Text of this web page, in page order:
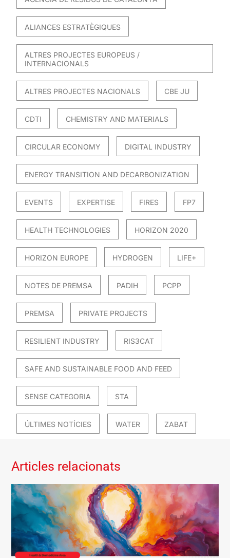
ALIANCES ESTRATÈGIQUES
ALTRES PROJECTES EUROPEUS /
INTERNACIONALS
ALTRES PROJECTES NACIONALS CBE JU
CDTI CHEMISTRY AND MATERIALS
CIRCULAR ECONOMY DIGITAL INDUSTRY
ENERGY TRANSITION AND DECARBONIZATION
EVENTS EXPERTISE FIRES FP7
HEALTH TECHNOLOGIES HORIZON 2020
HORIZON EUROPE HYDROGEN LIFE+
NOTES DE PREMSA PADIH PCPP
PREMSA PRIVATE PROJECTS
RESILIENT INDUSTRY RIS3CAT
SAFE AND SUSTAINABLE FOOD AND FEED
SENSE CATEGORIA STA
ÚLTIMES NOTÍCIES WATER ZABAT
Articles relacionats